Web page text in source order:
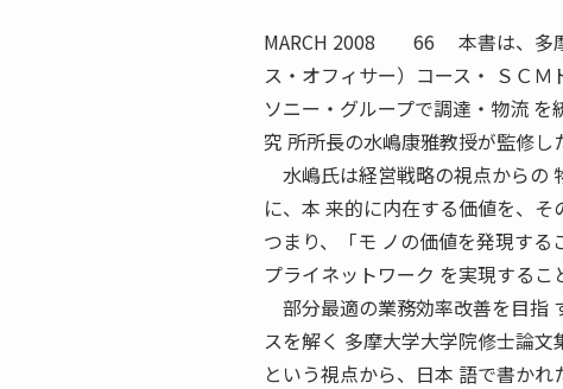
MARCH 2008 66 本書は、多摩
ス・オフィサー）コース・ ＳＣＭ
ソニー・グループで調達・物流
究 所所長の水嶋康雅教授が監修し
水嶋氏は経営戦略の視点からの
に、本 来的に内在する価値を、そ
つまり、「モ ノの価値を発現す
プライネットワーク を実現するこ
部分最適の業務効率改善を目指
スを解く 多摩大学大学院修士論文
という視点から、日本 語で書かれ